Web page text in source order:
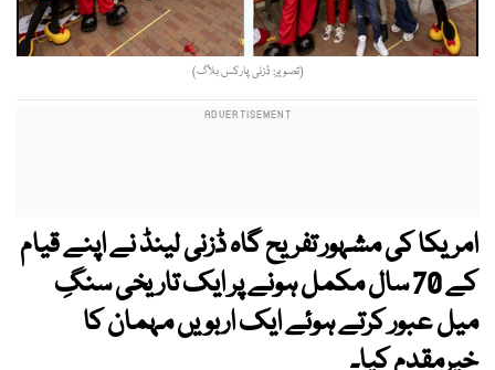
(تصویر: ڈزنی پارکس بلاگ)
امریکا کی مشہور تفریح گاہ ڈزنی لینڈ نے اپنے قیام
کے 70 سال مکمل ہونے پر ایک تاریخی سنگِ
میل عبور کرتے ہوئے ایک اربویں مہمان کا